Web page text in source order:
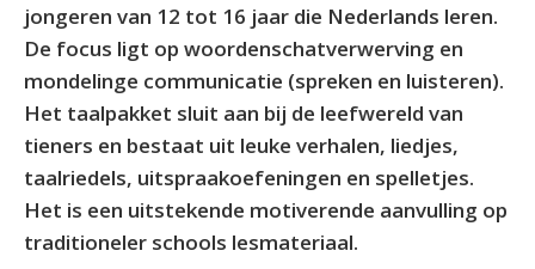
jongeren van 12 tot 16 jaar die Nederlands leren.
De focus ligt op woordenschatverwerving en
mondelinge communicatie (spreken en luisteren).
Het taalpakket sluit aan bij de leefwereld van
tieners en bestaat uit leuke verhalen, liedjes,
taalriedels, uitspraakoefeningen en spelletjes.
Het is een uitstekende motiverende aanvulling op
traditioneler schools lesmateriaal.